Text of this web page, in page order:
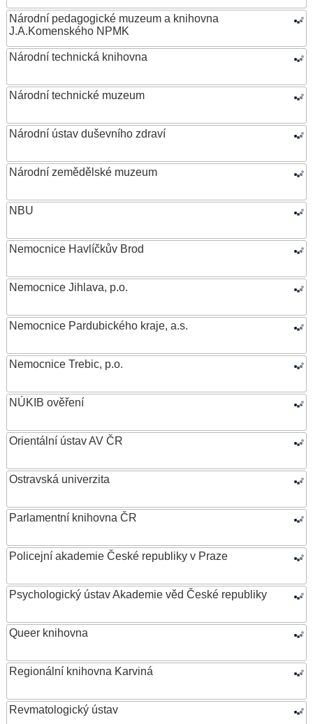
Národní pedagogické muzeum a knihovna
J.A.Komenského NPMK
Národní technická knihovna
Národní technické muzeum
Národní ústav duševního zdraví
Národní zemědělské muzeum
NBU
Nemocnice Havlíčkův Brod
Nemocnice Jihlava, p.o.
Nemocnice Pardubického kraje, a.s.
Nemocnice Trebic, p.o.
NÚKIB ověření
Orientální ústav AV ČR
Ostravská univerzita
Parlamentní knihovna ČR
Policejní akademie České republiky v Praze
Psychologický ústav Akademie věd České republiky
Queer knihovna
Regionální knihovna Karviná
Revmatologický ústav